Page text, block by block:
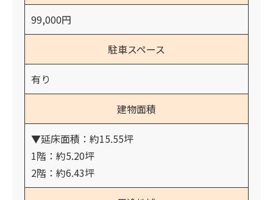
99,000円
駐車スペース
有り
建物面積
▼延床面積：約15.55坪
1階：約5.20坪
2階：約6.43坪